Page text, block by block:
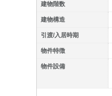
建物階数
建物構造
引渡/入居時期
物件特徴
物件設備